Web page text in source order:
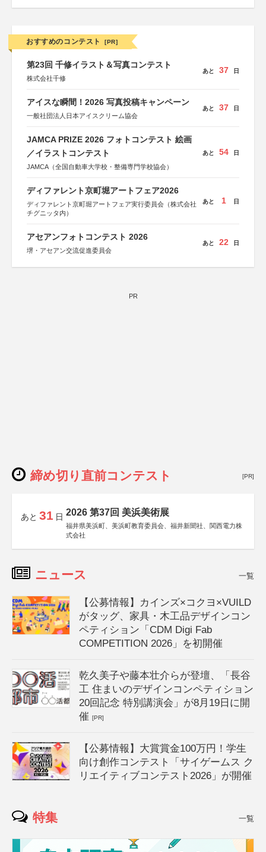
おすすめのコンテスト [PR]
第23回 千修イラスト＆写真コンテスト
株式会社千修
あと 37 日
アイスな瞬間！2026 写真投稿キャンペーン
一般社団法人日本アイスクリーム協会
あと 37 日
JAMCA PRIZE 2026 フォトコンテスト 絵画
／イラストコンテスト
JAMCA（全国自動車大学校・整備専門学校協会）
あと 54 日
ディファレント京町堀アートフェア2026
ディファレント京町堀アートフェア実行委員会（株式会社
チグニッタ内）
あと 1 日
アセアンフォトコンテスト 2026
堺・アセアン交流促進委員会
あと 22 日
PR
締め切り直前コンテスト [PR]
あと 31 日 2026 第37回 美浜美術展
福井県美浜町、美浜町教育委員会、福井新聞社、関西電力株
式会社
ニュース 一覧
【公募情報】カインズ×コクヨ×VUILD
がタッグ、家具・木工品デザインコン
ペティション「CDM Digi Fab
COMPETITION 2026」を初開催
乾久美子や藤本壮介らが登壇、「長谷
工 住まいのデザインコンペティション
20回記念 特別講演会」が8月19日に開
催[PR]
【公募情報】大賞賞金100万円！学生
向け創作コンテスト「サイゲームス ク
リエイティブコンテスト2026」が開催
特集 一覧